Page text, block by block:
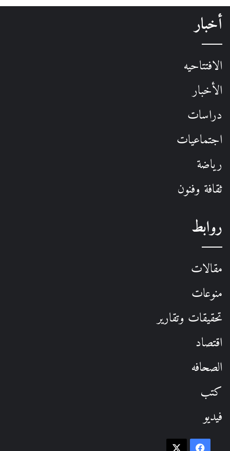
أخبار
الافتتاحيه
الأخبار
دراسات
اجتماعيات
رياضة
ثقافة وفنون
روابط
مقالات
منوعات
تحقيقات وتقارير
اقتصاد
الصحافه
كتب
فيديو